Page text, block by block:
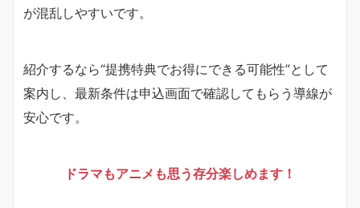
が混乱しやすいです。
紹介するなら“提携特典でお得にできる可能性”として
案内し、最新条件は申込画面で確認してもらう導線が
安心です。
ドラマもアニメも思う存分楽しめます！